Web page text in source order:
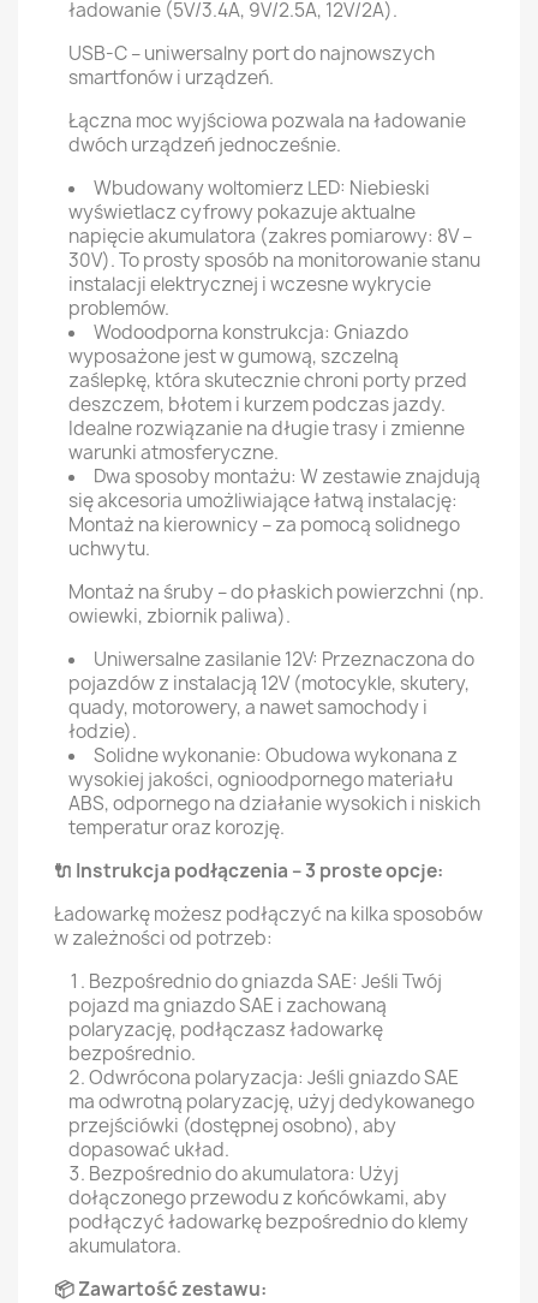
ładowanie (5V/3.4A, 9V/2.5A, 12V/2A).
USB-C – uniwersalny port do najnowszych
smartfonów i urządzeń.
Łączna moc wyjściowa pozwala na ładowanie
dwóch urządzeń jednocześnie.
Wbudowany woltomierz LED: Niebieski
wyświetlacz cyfrowy pokazuje aktualne
napięcie akumulatora (zakres pomiarowy: 8V –
30V). To prosty sposób na monitorowanie stanu
instalacji elektrycznej i wczesne wykrycie
problemów.
Wodoodporna konstrukcja: Gniazdo
wyposażone jest w gumową, szczelną
zaślepkę, która skutecznie chroni porty przed
deszczem, błotem i kurzem podczas jazdy.
Idealne rozwiązanie na długie trasy i zmienne
warunki atmosferyczne.
Dwa sposoby montażu: W zestawie znajdują
się akcesoria umożliwiające łatwą instalację:
Montaż na kierownicy – za pomocą solidnego
uchwytu.
Montaż na śruby – do płaskich powierzchni (np.
owiewki, zbiornik paliwa).
Uniwersalne zasilanie 12V: Przeznaczona do
pojazdów z instalacją 12V (motocykle, skutery,
quady, motorowery, a nawet samochody i
łodzie).
Solidne wykonanie: Obudowa wykonana z
wysokiej jakości, ognioodpornego materiału
ABS, odpornego na działanie wysokich i niskich
temperatur oraz korozję.
🔌 Instrukcja podłączenia – 3 proste opcje:
Ładowarkę możesz podłączyć na kilka sposobów
w zależności od potrzeb:
Bezpośrednio do gniazda SAE: Jeśli Twój
pojazd ma gniazdo SAE i zachowaną
polaryzację, podłączasz ładowarkę
bezpośrednio.
Odwrócona polaryzacja: Jeśli gniazdo SAE
ma odwrotną polaryzację, użyj dedykowanego
przejściówki (dostępnej osobno), aby
dopasować układ.
Bezpośrednio do akumulatora: Użyj
dołączonego przewodu z końcówkami, aby
podłączyć ładowarkę bezpośrednio do klemy
akumulatora.
📦 Zawartość zestawu: